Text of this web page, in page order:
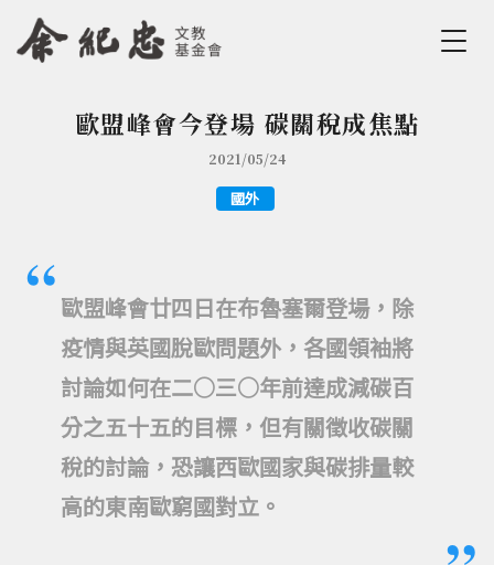
Jump to Navigation
Jump to Main content
您在這裡歐盟峰會今登場 碳關稅成焦點
2021/05/24
國外
歐盟峰會廿四日在布魯塞爾登場，除
疫情與英國脫歐問題外，各國領袖將
討論如何在二○三○年前達成減碳百
分之五十五的目標，但有關徵收碳關
稅的討論，恐讓西歐國家與碳排量較
高的東南歐窮國對立。